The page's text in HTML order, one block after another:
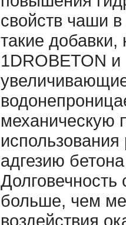
свойств чаши
такие добавки,
1DROBETON
механическую
использования
адгезию
больше, чем
воздействия